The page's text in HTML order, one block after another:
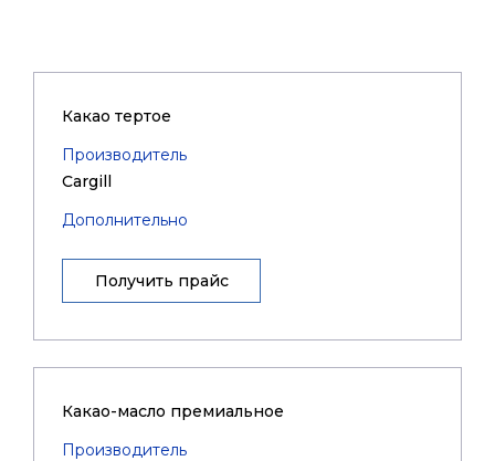
Какао тертое
Производитель
Cargill
Дополнительно
Получить прайс
Какао-масло премиальное
Производитель